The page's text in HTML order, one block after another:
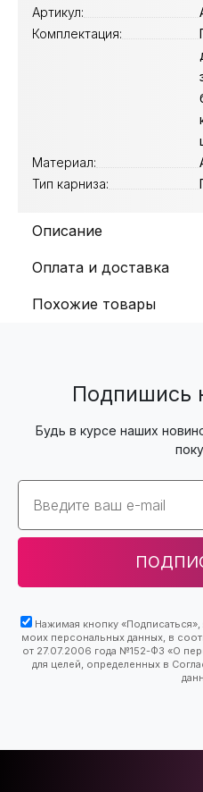
Артикул:
Комплектация:
Материал:
Тип карниза:
Описание
Оплата и доставка
Похожие товары
Подпишись
Будь в курсе наших
Email
Нажимая кнопку
моих персональных данных, в
от 27.07.2006 года №152-ФЗ «О
для целей, определенных в